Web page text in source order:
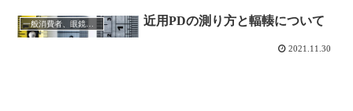
一般消費者、眼鏡作製技能士を志す方に向けて 近用PDの測り方と輻輳について
2021.11.30